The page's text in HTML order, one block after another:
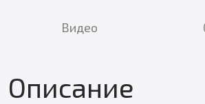
Видео
Описание